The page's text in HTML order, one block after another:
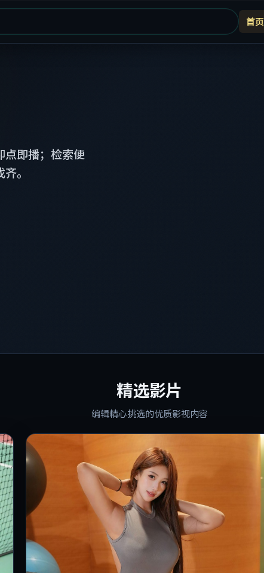
首页
点即播；检索便
。
精选影片
编辑精心挑选的优质影视内容